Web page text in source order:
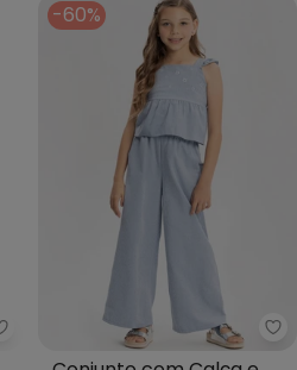
Kids - Conjunto
-60%